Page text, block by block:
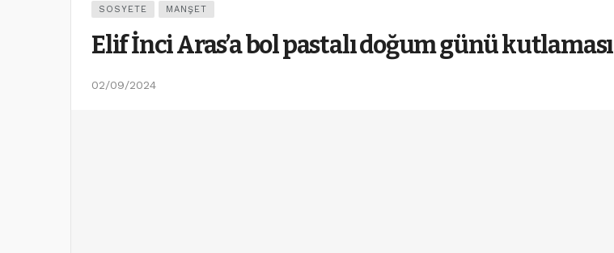
SOSYETE MANŞET
Elif İnci Aras’a bol pastalı doğum günü kutlaması
02/09/2024